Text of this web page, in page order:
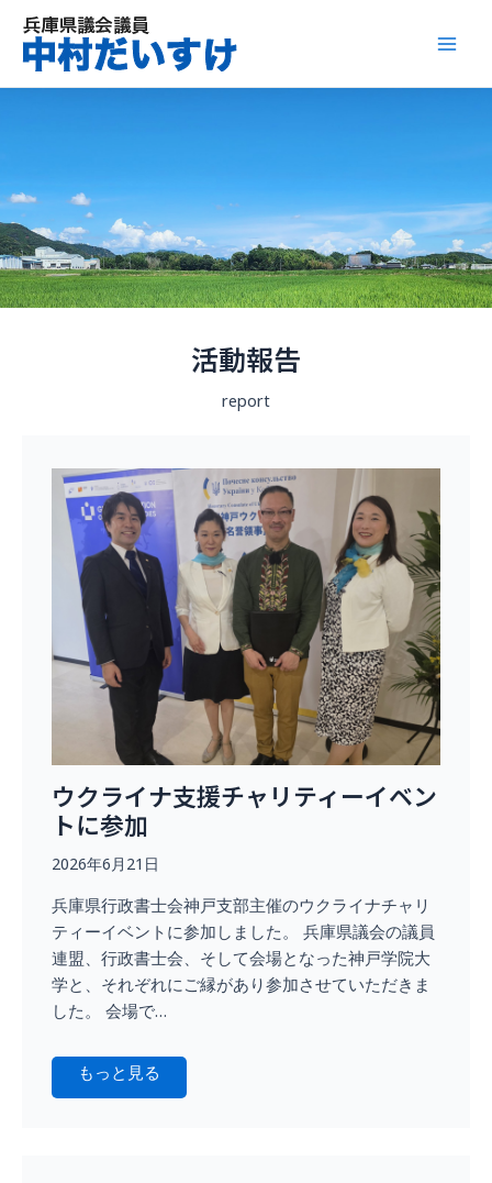
ス
活動報告
report
ウクライナ支援チャリティーイベン
トに参加
2026年6月21日
兵庫県行政書士会神戸支部主催のウクライナチャリ
ティーイベントに参加しました。 兵庫県議会の議員
連盟、行政書士会、そして会場となった神戸学院大
学と、それぞれにご縁があり参加させていただきま
した。 会場で…
もっと見る